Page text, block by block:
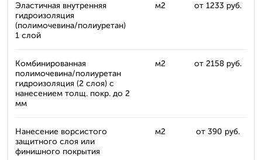
Эластичная внутренняя
гидроизоляция
(полимочевина/полиуретан)
1 слой
м2 от 1233 руб.
Комбинированная
полимочевина/полиуретан
гидроизоляция (2 слоя) с
нанесением толщ. покр. до 2
мм
м2 от 2158 руб.
Нанесение ворсистого
защитного слоя или
финишного покрытия
м2 от 390 руб.